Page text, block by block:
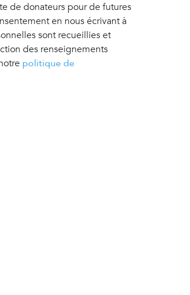
de donateurs pour de futures
en nous écrivant à
sont recueillies et
des renseignements
politique de